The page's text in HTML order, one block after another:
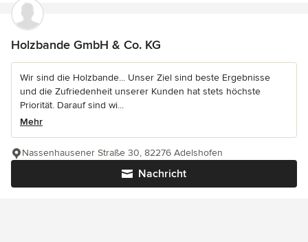
Holzbande GmbH & Co. KG
Wir sind die Holzbande... Unser Ziel sind beste Ergebnisse
und die Zufriedenheit unserer Kunden hat stets höchste
Priorität. Darauf sind wi...
Mehr
Nachricht
Nassenhausener Straße 30, 82276 Adelshofen